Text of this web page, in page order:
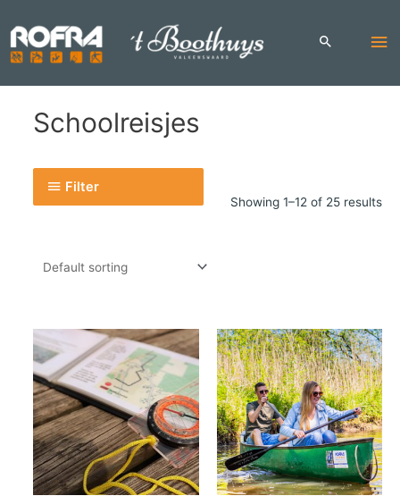
content
Schoolreisjes
Filter
Showing 1–12 of 25 results